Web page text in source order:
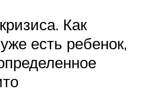
Как
есть ребенок,